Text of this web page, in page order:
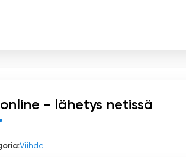
online - lähetys netissä
Viihde